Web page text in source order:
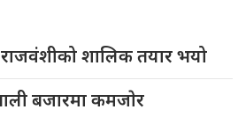
शालिक तयार भयो
बजारमा कमजाेर